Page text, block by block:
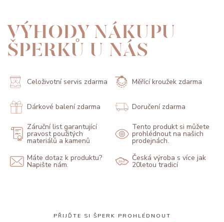
VÝHODY NÁKUPU
ŠPERKŮ U NÁS
Celoživotní servis zdarma Měřící kroužek zdarma
Dárkové balení zdarma Doručení zdarma
Záruční list garantující
pravost použitých
materiálů a kamenů
Tento produkt si můžete
prohlédnout na našich
prodejnách.
Máte dotaz k produktu?
Napište nám.
Česká výroba s více jak
20letou tradicí
PŘIJĎTE SI ŠPERK PROHLÉDNOUT